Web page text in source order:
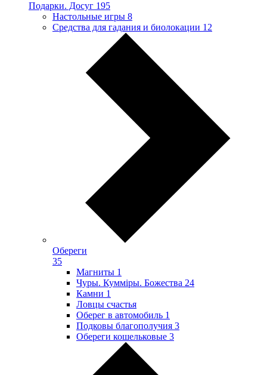
Подарки. Досуг 195
Настольные игры 8
Средства для гадания и биолокации 12
Обереги
35
Магниты 1
Чуры. Куммiры. Божества 24
Камни 1
Ловцы счастья
Оберег в автомобиль 1
Подковы благополучия 3
Обереги кошельковые 3